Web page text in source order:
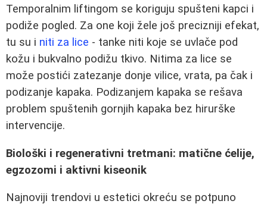
Temporalnim liftingom se koriguju spušteni kapci i
podiže pogled. Za one koji žele još precizniji efekat,
tu su i niti za lice - tanke niti koje se uvlače pod
kožu i bukvalno podižu tkivo. Nitima za lice se
može postići zatezanje donje vilice, vrata, pa čak i
podizanje kapaka. Podizanjem kapaka se rešava
problem spuštenih gornjih kapaka bez hirurške
intervencije.
Biološki i regenerativni tretmani: matične ćelije,
egzozomi i aktivni kiseonik
Najnoviji trendovi u estetici okreću se potpuno